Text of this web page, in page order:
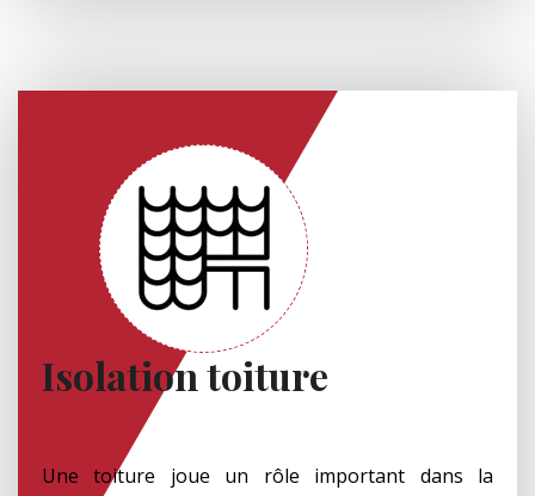
Isolation toiture
Une toiture joue un rôle important dans la